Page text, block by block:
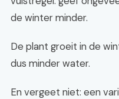
de winter minder.
De plant groeit in de
dus minder water.
En vergeet niet: een